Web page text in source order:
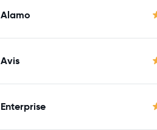
Alamo
Avis
Enterprise